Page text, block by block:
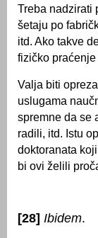
Treba nadzirati
šetaju po
itd. Ako takve
fizičko
Valja biti
uslugama
spremne da se
radili, itd. Istu
doktoranata
bi ovi želili
[28] Ibidem.